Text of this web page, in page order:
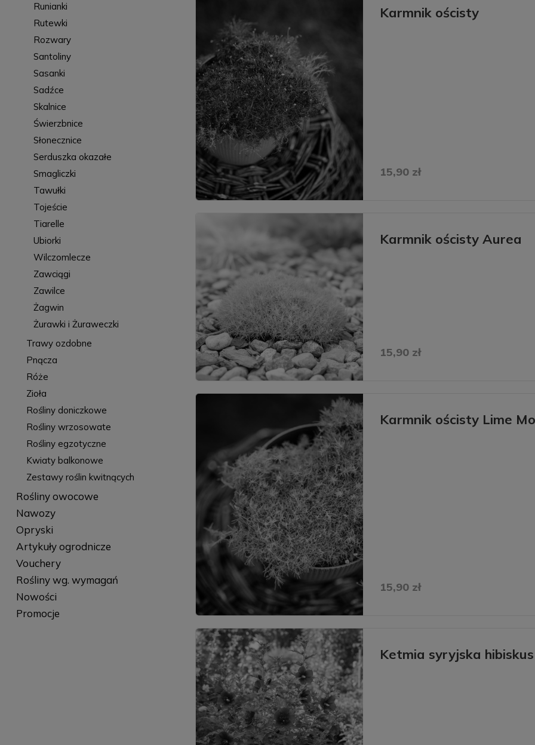
Runianki
Rutewki
Rozwary
Santoliny
Sasanki
Sadźce
Skalnice
Świerzbnice
Słonecznice
Serduszka okazałe
Smagliczki
Tawułki
Tojeście
Tiarelle
Ubiorki
Wilczomlecze
Zawciągi
Zawilce
Żagwin
Żurawki i Żuraweczki
Trawy ozdobne
Pnącza
Róże
Zioła
Rośliny doniczkowe
Rośliny wrzosowate
Rośliny egzotyczne
Kwiaty balkonowe
Zestawy roślin kwitnących
Rośliny owocowe
Nawozy
Opryski
Artykuły ogrodnicze
Vouchery
Rośliny wg. wymagań
Nowości
Promocje
Karmnik ościsty
15,90 zł
Karmnik ościsty Aurea
15,90 zł
Karmnik ościsty Lime
15,90 zł
Ketmia syryjska